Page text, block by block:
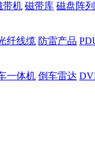
带机 磁带库 磁盘阵列
纤线缆 防雷产品
一体机 倒车雷达